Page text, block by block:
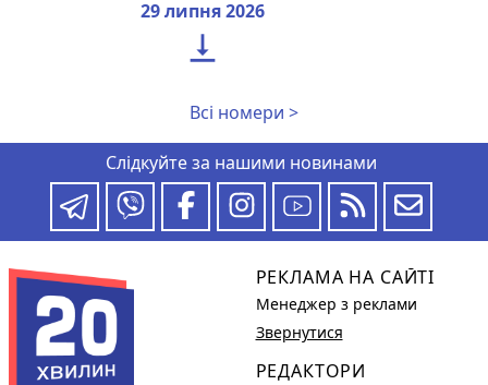
29 липня 2026

Всі номери >
Слідкуйте за нашими новинами
РЕКЛАМА НА САЙТІ
Менеджер з реклами
Звернутися
РЕДАКТОРИ